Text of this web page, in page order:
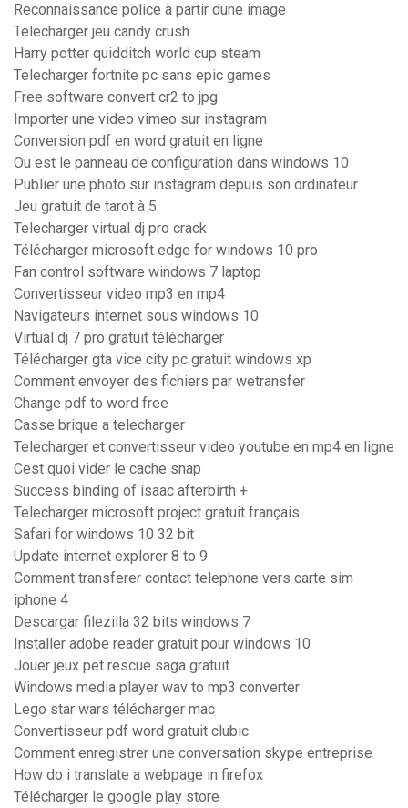
Reconnaissance police à partir dune image
Telecharger jeu candy crush
Harry potter quidditch world cup steam
Telecharger fortnite pc sans epic games
Free software convert cr2 to jpg
Importer une video vimeo sur instagram
Conversion pdf en word gratuit en ligne
Ou est le panneau de configuration dans windows 10
Publier une photo sur instagram depuis son ordinateur
Jeu gratuit de tarot à 5
Telecharger virtual dj pro crack
Télécharger microsoft edge for windows 10 pro
Fan control software windows 7 laptop
Convertisseur video mp3 en mp4
Navigateurs internet sous windows 10
Virtual dj 7 pro gratuit télécharger
Télécharger gta vice city pc gratuit windows xp
Comment envoyer des fichiers par wetransfer
Change pdf to word free
Casse brique a telecharger
Telecharger et convertisseur video youtube en mp4 en ligne
Cest quoi vider le cache snap
Success binding of isaac afterbirth +
Telecharger microsoft project gratuit français
Safari for windows 10 32 bit
Update internet explorer 8 to 9
Comment transferer contact telephone vers carte sim
iphone 4
Descargar filezilla 32 bits windows 7
Installer adobe reader gratuit pour windows 10
Jouer jeux pet rescue saga gratuit
Windows media player wav to mp3 converter
Lego star wars télécharger mac
Convertisseur pdf word gratuit clubic
Comment enregistrer une conversation skype entreprise
How do i translate a webpage in firefox
Télécharger le google play store